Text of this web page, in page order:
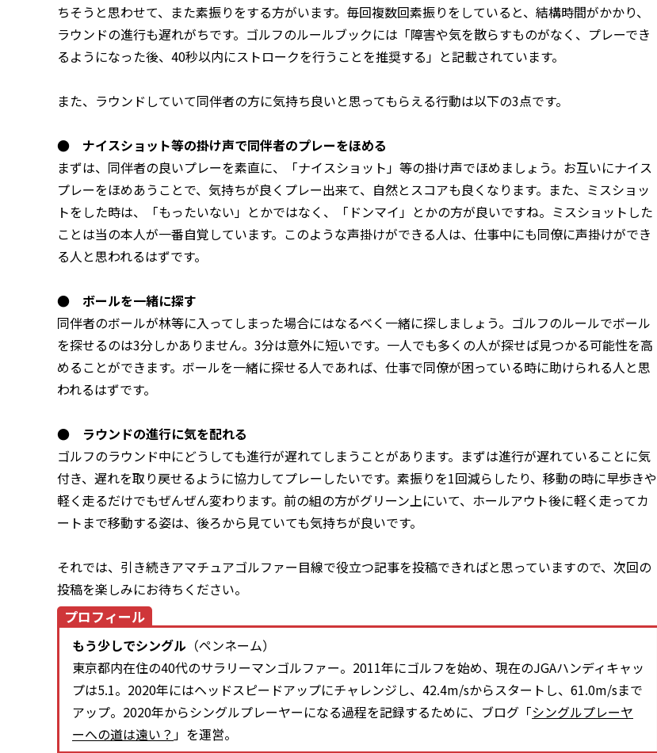
ちそうと思わせて、また素振りをする方がいます。毎回複数回素振りをしていると、結構時間がかかり、
ラウンドの進行も遅れがちです。ゴルフのルールブックには「障害や気を散らすものがなく、プレーでき
るようになった後、40秒以内にストロークを行うことを推奨する」と記載されています。
また、ラウンドしていて同伴者の方に気持ち良いと思ってもらえる行動は以下の3点です。
● ナイスショット等の掛け声で同伴者のプレーをほめる
まずは、同伴者の良いプレーを素直に、「ナイスショット」等の掛け声でほめましょう。お互いにナイス
プレーをほめあうことで、気持ちが良くプレー出来て、自然とスコアも良くなります。また、ミスショッ
トをした時は、「もったいない」とかではなく、「ドンマイ」とかの方が良いですね。ミスショットした
ことは当の本人が一番自覚しています。このような声掛けができる人は、仕事中にも同僚に声掛けができ
る人と思われるはずです。
● ボールを一緒に探す
同伴者のボールが林等に入ってしまった場合にはなるべく一緒に探しましょう。ゴルフのルールでボール
を探せるのは3分しかありません。3分は意外に短いです。一人でも多くの人が探せば見つかる可能性を高
めることができます。ボールを一緒に探せる人であれば、仕事で同僚が困っている時に助けられる人と思
われるはずです。
● ラウンドの進行に気を配れる
ゴルフのラウンド中にどうしても進行が遅れてしまうことがあります。まずは進行が遅れていることに気
付き、遅れを取り戻せるように協力してプレーしたいです。素振りを1回減らしたり、移動の時に早歩きや
軽く走るだけでもぜんぜん変わります。前の組の方がグリーン上にいて、ホールアウト後に軽く走ってカ
ートまで移動する姿は、後ろから見ていても気持ちが良いです。
それでは、引き続きアマチュアゴルファー目線で役立つ記事を投稿できればと思っていますので、次回の
投稿を楽しみにお待ちください。
プロフィール
もう少しでシングル （ペンネーム）
東京都内在住の40代のサラリーマンゴルファー。2011年にゴルフを始め、現在のJGAハンディキャッ
プは5.1。2020年にはヘッドスピードアップにチャレンジし、42.4m/sからスタートし、61.0m/sまで
アップ。2020年からシングルプレーヤーになる過程を記録するために、ブログ「シングルプレーヤ
ーへの道は遠い？ 」を運営。